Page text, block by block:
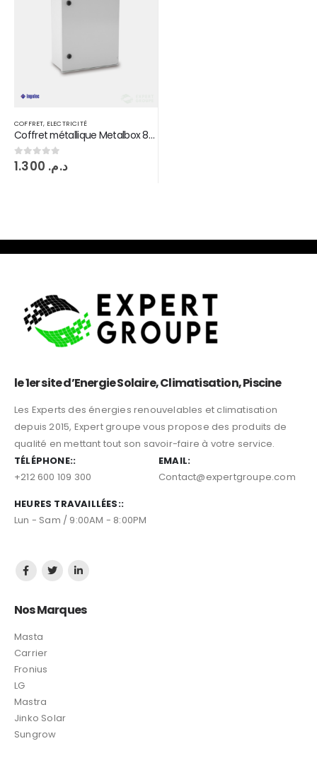
COFFRET, ELECTRICITÉ
Coffret métallique Metalbox 800*600*260 CM8602635
0 sur 5 د.م.
le 1er site d’Energie Solaire, Climatisation, Piscine
Les Experts des énergies renouvelables et climatisation
depuis 2015, Expert groupe vous propose des produits de
qualité en mettant tout son savoir-faire à votre service.
TÉLÉPHONE::
+212 600 109 300
EMAIL:
Contact@expertgroupe.com
HEURES TRAVAILLÉES::
Lun - Sam / 9:00AM - 8:00PM
Nos Marques
Masta
Carrier
Fronius
LG
Mastra
Jinko Solar
Sungrow